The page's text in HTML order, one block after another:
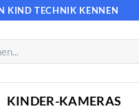
KIND TECHNIK KENNEN
KINDER-KAMERAS